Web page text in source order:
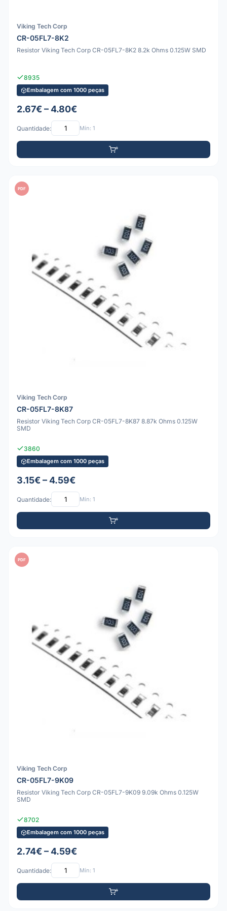
Viking Tech Corp
CR-05FL7-8K2
Resistor Viking Tech Corp CR-05FL7-8K2 8.2k Ohms 0.125W SMD
8935
Embalagem com 1000 peças
2.67€ – 4.80€
Quantidade: Mín: 1
PDF
Viking Tech Corp
CR-05FL7-8K87
Resistor Viking Tech Corp CR-05FL7-8K87 8.87k Ohms 0.125W
SMD
3860
Embalagem com 1000 peças
3.15€ – 4.59€
Quantidade: Mín: 1
PDF
Viking Tech Corp
CR-05FL7-9K09
Resistor Viking Tech Corp CR-05FL7-9K09 9.09k Ohms 0.125W
SMD
8702
Embalagem com 1000 peças
2.74€ – 4.59€
Quantidade: Mín: 1